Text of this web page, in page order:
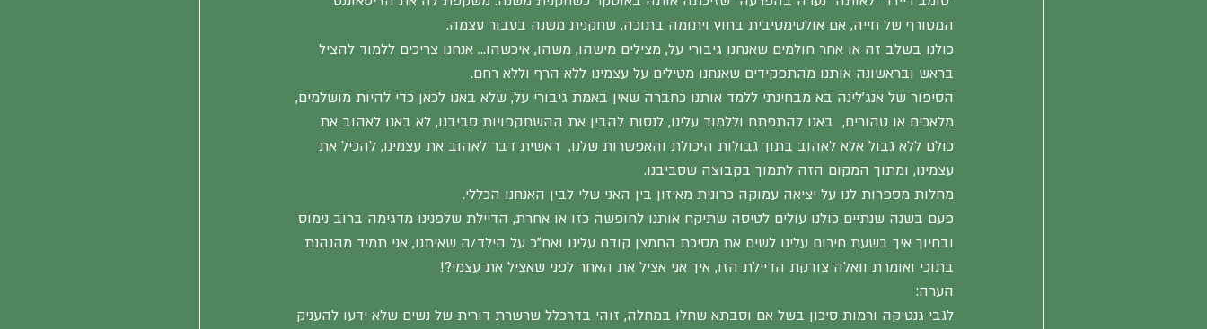
המטורף של חייה, אם אולטימטיבית בחוץ ויתומה בתוכה, שחקנית משנה בעבור עצמה.
כולנו בשלב זה או אחר חולמים שאנחנו גיבורי על, מצילים מישהו, משהו, איכשהו… אנחנו צריכים ללמוד להציל
בראש ובראשונה אותנו מהתפקידים שאנחנו מטילים על עצמינו ללא הרף וללא רחם.
הסיפור של אנג'לינה בא מבחינתי ללמד אותנו כחברה שאין באמת גיבורי על, שלא באנו לכאן כדי להיות מושלמים,
מלאכים או טהורים,  באנו להתפתח וללמוד עלינו, לנסות להבין את ההשתקפויות סביבנו, לא באנו לאהוב את
כולם ללא גבול אלא לאהוב בתוך גבולות היכולת והאפשרות שלנו,  ראשית דבר לאהוב את עצמינו, להכיל את
עצמינו, ומתוך המקום הזה לתמוך בקבוצה שסביבנו.
מחלות מספרות לנו על יציאה עמוקה כרונית מאיזון בין האני שלי לבין האנחנו הכללי.
פעם בשנה שנתיים כולנו עולים לטיסה שתיקח אותנו לחופשה כזו או אחרת, הדיילת שלפנינו מדגימה ברוב נימוס
ובחיוך איך בשעת חירום עלינו לשים את מסיכת החמצן קודם עלינו ואח"כ על הילד/ה שאיתנו, אני תמיד מהנהנת
בתוכי ואומרת וואלה צודקת הדיילת הזו, איך אני אציל את האחר לפני שאציל את עצמי?!
הערה:
לגבי גנטיקה ורמות סיכון בשל אם וסבתא שחלו במחלה, זוהי בדרכלל שרשרת דורית של נשים שלא ידעו להעניק